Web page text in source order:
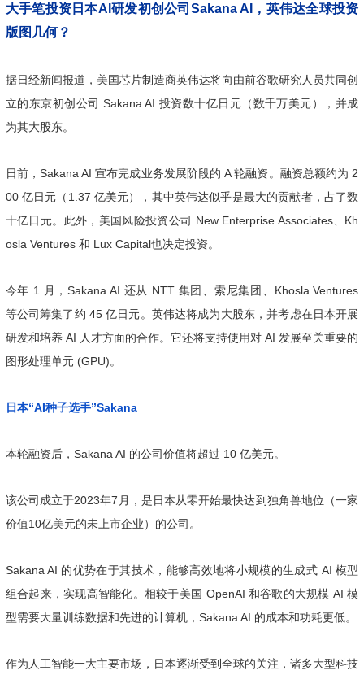
大手笔投资日本AI研发初创公司Sakana AI，英伟达全球投资
版图几何？
据日经新闻报道，美国芯片制造商英伟达将向由前谷歌研究人员共同创
立的东京初创公司 Sakana AI 投资数十亿日元（数千万美元），并成
为其大股东。
日前，Sakana AI 宣布完成业务发展阶段的 A 轮融资。融资总额约为 2
00 亿日元（1.37 亿美元），其中英伟达似乎是最大的贡献者，占了数
十亿日元。此外，美国风险投资公司 New Enterprise Associates、Kh
osla Ventures 和 Lux Capital也决定投资。
今年 1 月，Sakana AI 还从 NTT 集团、索尼集团、Khosla Ventures
等公司筹集了约 45 亿日元。英伟达将成为大股东，并考虑在日本开展
研发和培养 AI 人才方面的合作。它还将支持使用对 AI 发展至关重要的
图形处理单元 (GPU)。
日本“AI种子选手”Sakana
本轮融资后，Sakana AI 的公司价值将超过 10 亿美元。
该公司成立于2023年7月，是日本从零开始最快达到独角兽地位（一家
价值10亿美元的未上市企业）的公司。
Sakana AI 的优势在于其技术，能够高效地将小规模的生成式 AI 模型
组合起来，实现高智能化。相较于美国 OpenAI 和谷歌的大规模 AI 模
型需要大量训练数据和先进的计算机，Sakana AI 的成本和功耗更低。
作为人工智能一大主要市场，日本逐渐受到全球的关注，诸多大型科技